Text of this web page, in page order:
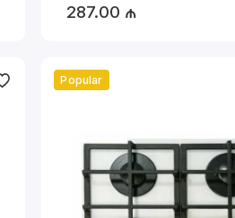
287.00 ₼
Popular